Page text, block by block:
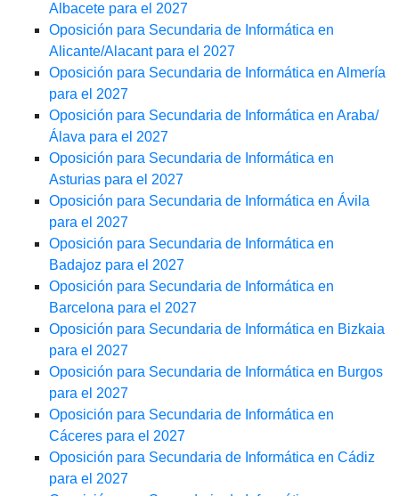
Albacete para el 2027
Oposición para Secundaria de Informática en
Alicante/Alacant para el 2027
Oposición para Secundaria de Informática en Almería
para el 2027
Oposición para Secundaria de Informática en Araba/
Álava para el 2027
Oposición para Secundaria de Informática en
Asturias para el 2027
Oposición para Secundaria de Informática en Ávila
para el 2027
Oposición para Secundaria de Informática en
Badajoz para el 2027
Oposición para Secundaria de Informática en
Barcelona para el 2027
Oposición para Secundaria de Informática en Bizkaia
para el 2027
Oposición para Secundaria de Informática en Burgos
para el 2027
Oposición para Secundaria de Informática en
Cáceres para el 2027
Oposición para Secundaria de Informática en Cádiz
para el 2027